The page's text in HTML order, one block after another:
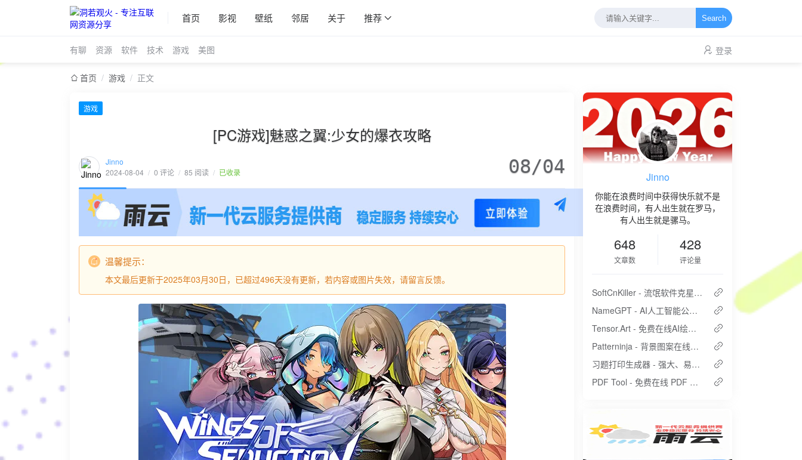
首页 影视 壁纸 邻居 关于 推荐 Search
有聊 资源 软件 技术 游戏 美图 登录
首页 / 游戏 / 正文
游戏
[PC游戏]魅惑之翼:少女的爆衣攻略
Jinno
2024-08-04 / 0 评论 / 85 阅读 / 已收录 08/04
温馨提示：
本文最后更新于2025年03月30日，已超过496天没有更新，若内容或图片失效，请留言反馈。
Jinno
你能在浪费时间中获得快乐就不是
在浪费时间，有人出生就在罗马，
有人出生就是骡马。
648
文章数
428
评论量
SoftCnKiller - 流氓软件克星，我吹爆
NameGPT - AI人工智能公司起名生成器
Tensor.Art - 免费在线AI绘画StableDiffusion模型下载
Patterninja - 背景图案在线生成工具
习题打印生成器 - 强大、易用的一键生成小学习题
PDF Tool - 免费在线 PDF 编辑器